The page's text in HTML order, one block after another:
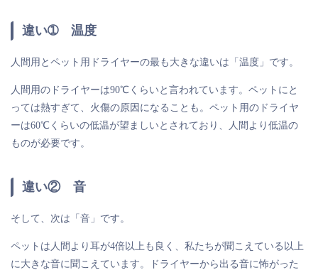
違い➀ 温度
人間用とペット用ドライヤーの最も大きな違いは「温度」です。
人間用のドライヤーは90℃くらいと言われています。ペットにと
っては熱すぎて、火傷の原因になることも。ペット用のドライヤ
ーは60℃くらいの低温が望ましいとされており、人間より低温の
ものが必要です。
違い② 音
そして、次は「音」です。
ペットは人間より耳が4倍以上も良く、私たちが聞こえている以上
に大きな音に聞こえています。ドライヤーから出る音に怖がった